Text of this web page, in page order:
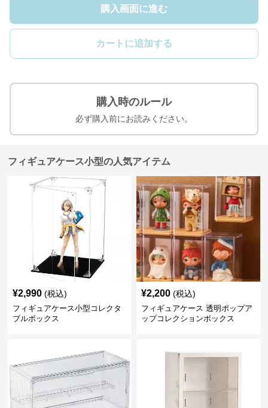
購入画面に進む
カートに追加する
購入時のルール
必ず購入前にお読みください。
フィギュアケース小型の人気アイテム
¥2,990 (税込)
フィギュアケース小型コレクタ
ブルボックス
¥2,200 (税込)
フィギュアケース 透明ポップア
ップコレクションボックス